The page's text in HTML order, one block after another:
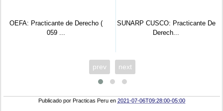
OEFA: Practicante de Derecho (
059 ...
SUNARP CUSCO: Practicante De
Derech...
prev next
Publicado porPracticas Peru en2021-07-06T09:28:00-05:00